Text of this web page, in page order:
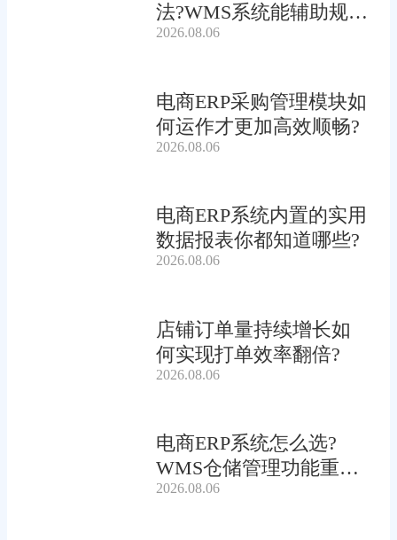
法?WMS系统能辅助规划
吗?
2026.08.06
电商ERP采购管理模块如
何运作才更加高效顺畅?
2026.08.06
电商ERP系统内置的实用
数据报表你都知道哪些?
2026.08.06
店铺订单量持续增长如
何实现打单效率翻倍?
2026.08.06
电商ERP系统怎么选?
WMS仓储管理功能重要
吗?
2026.08.06